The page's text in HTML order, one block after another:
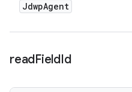
JdwpAgent
readFieldId